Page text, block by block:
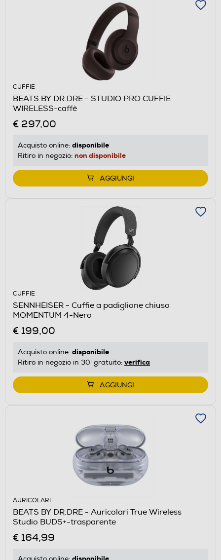
CUFFIE
BEATS BY DR.DRE - STUDIO PRO CUFFIE
WIRELESS-caffè
€ 297,00
Acquisto online: disponibile
Ritiro in negozio: non disponibile
AGGIUNGI
CUFFIE
SENNHEISER - Cuffie a padiglione chiuso
MOMENTUM 4-Nero
€ 199,00
Acquisto online: disponibile
Ritiro in negozio in 30' gratuito: verifica
AGGIUNGI
AURICOLARI
BEATS BY DR.DRE - Auricolari True Wireless
Studio BUDS+-trasparente
€ 164,99